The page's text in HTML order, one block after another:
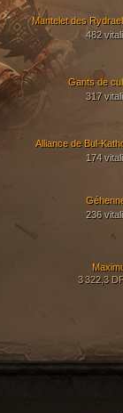
Mantelet des
482
Gants de
317
236
3 322,3
Alliance de Bul-
174